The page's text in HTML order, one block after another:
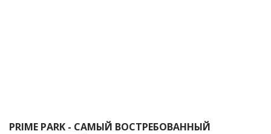
PRIME PARK - САМЫЙ ВОСТРЕБОВАННЫЙ